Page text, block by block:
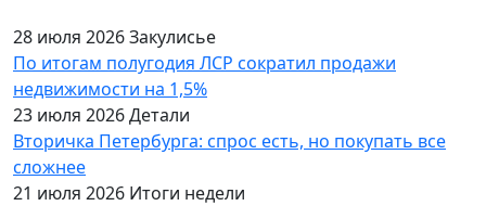
28 июля 2026Закулисье
По итогам полугодия ЛСР сократил продажи
недвижимости на 1,5%
23 июля 2026Детали
Вторичка Петербурга: спрос есть, но покупать все
сложнее
21 июля 2026 Итоги недели